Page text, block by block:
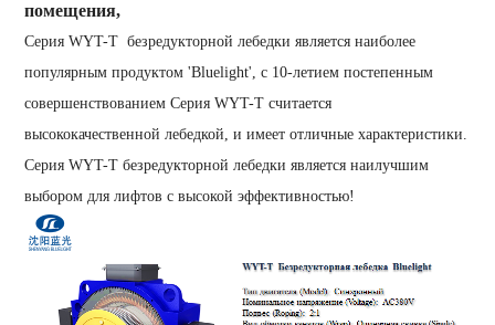
помещения,
Серия WYT-T безредукторной лебедки является наиболее
популярным продуктом 'Bluelight', с 10-летием постепенным
совершенствованием Серия WYT-T считается
высококачественной лебедкой, и имеет отличные характеристики.
Серия WYT-T безредукторной лебедки является наилучшим
выбором для лифтов с высокой эффективностью!